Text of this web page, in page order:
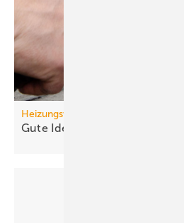
Heizungswende
Gute Ideen für den